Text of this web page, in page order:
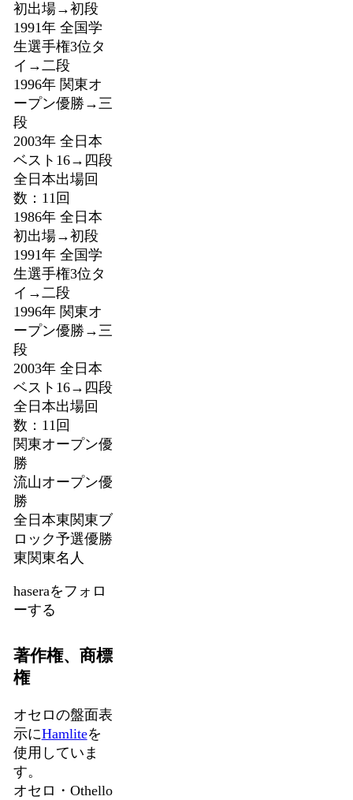
初出場→初段
1991年 全国学
生選手権3位タ
イ→二段
1996年 関東オ
ープン優勝→三
段
2003年 全日本
ベスト16→四段
全日本出場回
数：11回
1986年 全日本
初出場→初段
1991年 全国学
生選手権3位タ
イ→二段
1996年 関東オ
ープン優勝→三
段
2003年 全日本
ベスト16→四段
全日本出場回
数：11回
関東オープン優
勝
流山オープン優
勝
全日本東関東ブ
ロック予選優勝
東関東名人
haseraをフォロ
ーする
著作権、商標
権
オセロの盤面表
示にHamliteを
使用していま
す。
オセロ・Othello